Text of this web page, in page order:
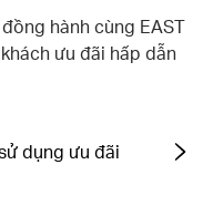
hành cùng EAST
ưu đãi hấp dẫn
dụng ưu đãi